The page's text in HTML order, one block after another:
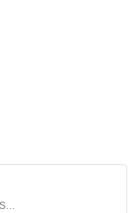
滋賀県大津市皇子が丘の室内温水プールで、SUP(サップ)遊び/SUP Yoga(サップヨガ)が楽しめるファミリーSUP体験！友人とのご参加、初心者の方も大歓迎！少人数完全貸切で安心！手ぶら×手軽がキーワード！